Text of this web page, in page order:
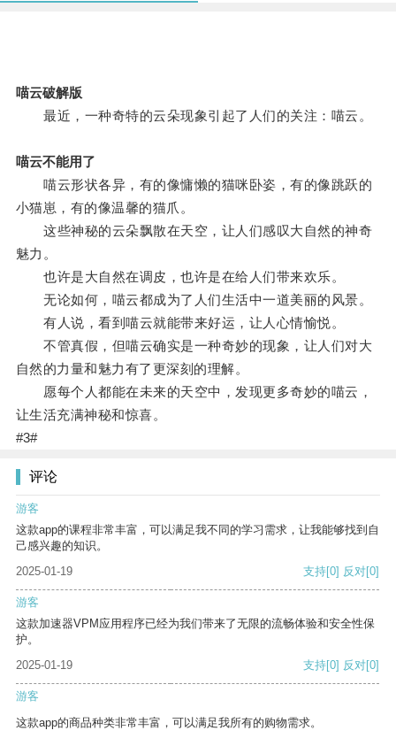
喵云破解版
最近，一种奇特的云朵现象引起了人们的关注：喵云。
喵云不能用了
喵云形状各异，有的像慵懒的猫咪卧姿，有的像跳跃的
小猫崽，有的像温馨的猫爪。
这些神秘的云朵飘散在天空，让人们感叹大自然的神奇
魅力。
也许是大自然在调皮，也许是在给人们带来欢乐。
无论如何，喵云都成为了人们生活中一道美丽的风景。
有人说，看到喵云就能带来好运，让人心情愉悦。
不管真假，但喵云确实是一种奇妙的现象，让人们对大
自然的力量和魅力有了更深刻的理解。
愿每个人都能在未来的天空中，发现更多奇妙的喵云，
让生活充满神秘和惊喜。
#3#
评论
游客
这款app的课程非常丰富，可以满足我不同的学习需求，让我能够找到自
己感兴趣的知识。
2025-01-19
支持[0] 反对[0]
游客
这款加速器VPM应用程序已经为我们带来了无限的流畅体验和安全性保
护。
2025-01-19
支持[0] 反对[0]
游客
这款app的商品种类非常丰富，可以满足我所有的购物需求。